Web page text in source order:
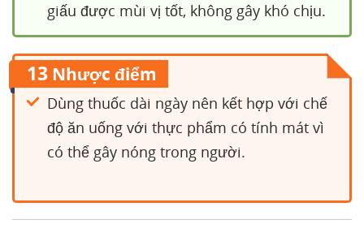
giấu được mùi vị tốt, không gây khó chịu.
13 Nhược điểm
Dùng thuốc dài ngày nên kết hợp với chế
độ ăn uống với thực phẩm có tính mát vì
có thể gây nóng trong người.